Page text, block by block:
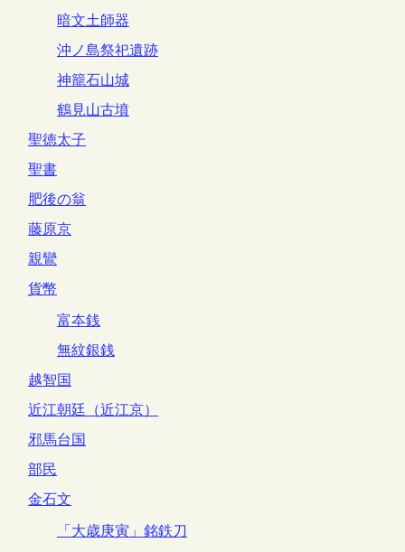
暗文土師器
沖ノ島祭祀遺跡
神籠石山城
鶴見山古墳
聖徳太子
聖書
肥後の翁
藤原京
親鸞
貨幣
富夲銭
無紋銀銭
越智国
近江朝廷（近江京）
邪馬台国
部民
金石文
「大歳庚寅」銘鉄刀